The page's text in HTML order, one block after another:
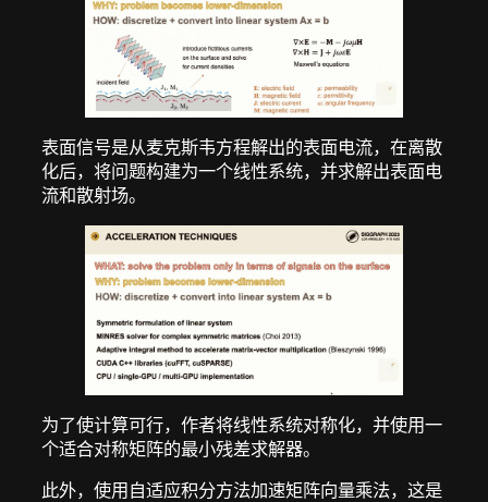
表面信号是从麦克斯韦方程解出的表面电流，在离散
化后，将问题构建为一个线性系统，并求解出表面电
流和散射场。
为了使计算可行，作者将线性系统对称化，并使用一
个适合对称矩阵的最小残差求解器。
此外，使用自适应积分方法加速矩阵向量乘法，这是